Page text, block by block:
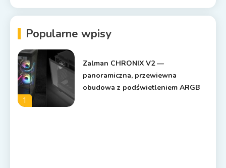
Popularne wpisy
1
Zalman CHRONIX V2 —
panoramiczna, przewiewna
obudowa z podświetleniem ARGB